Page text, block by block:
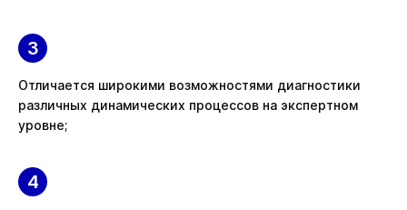
Отличается широкими возможностями диагностики
различных динамических процессов на экспертном
уровне;